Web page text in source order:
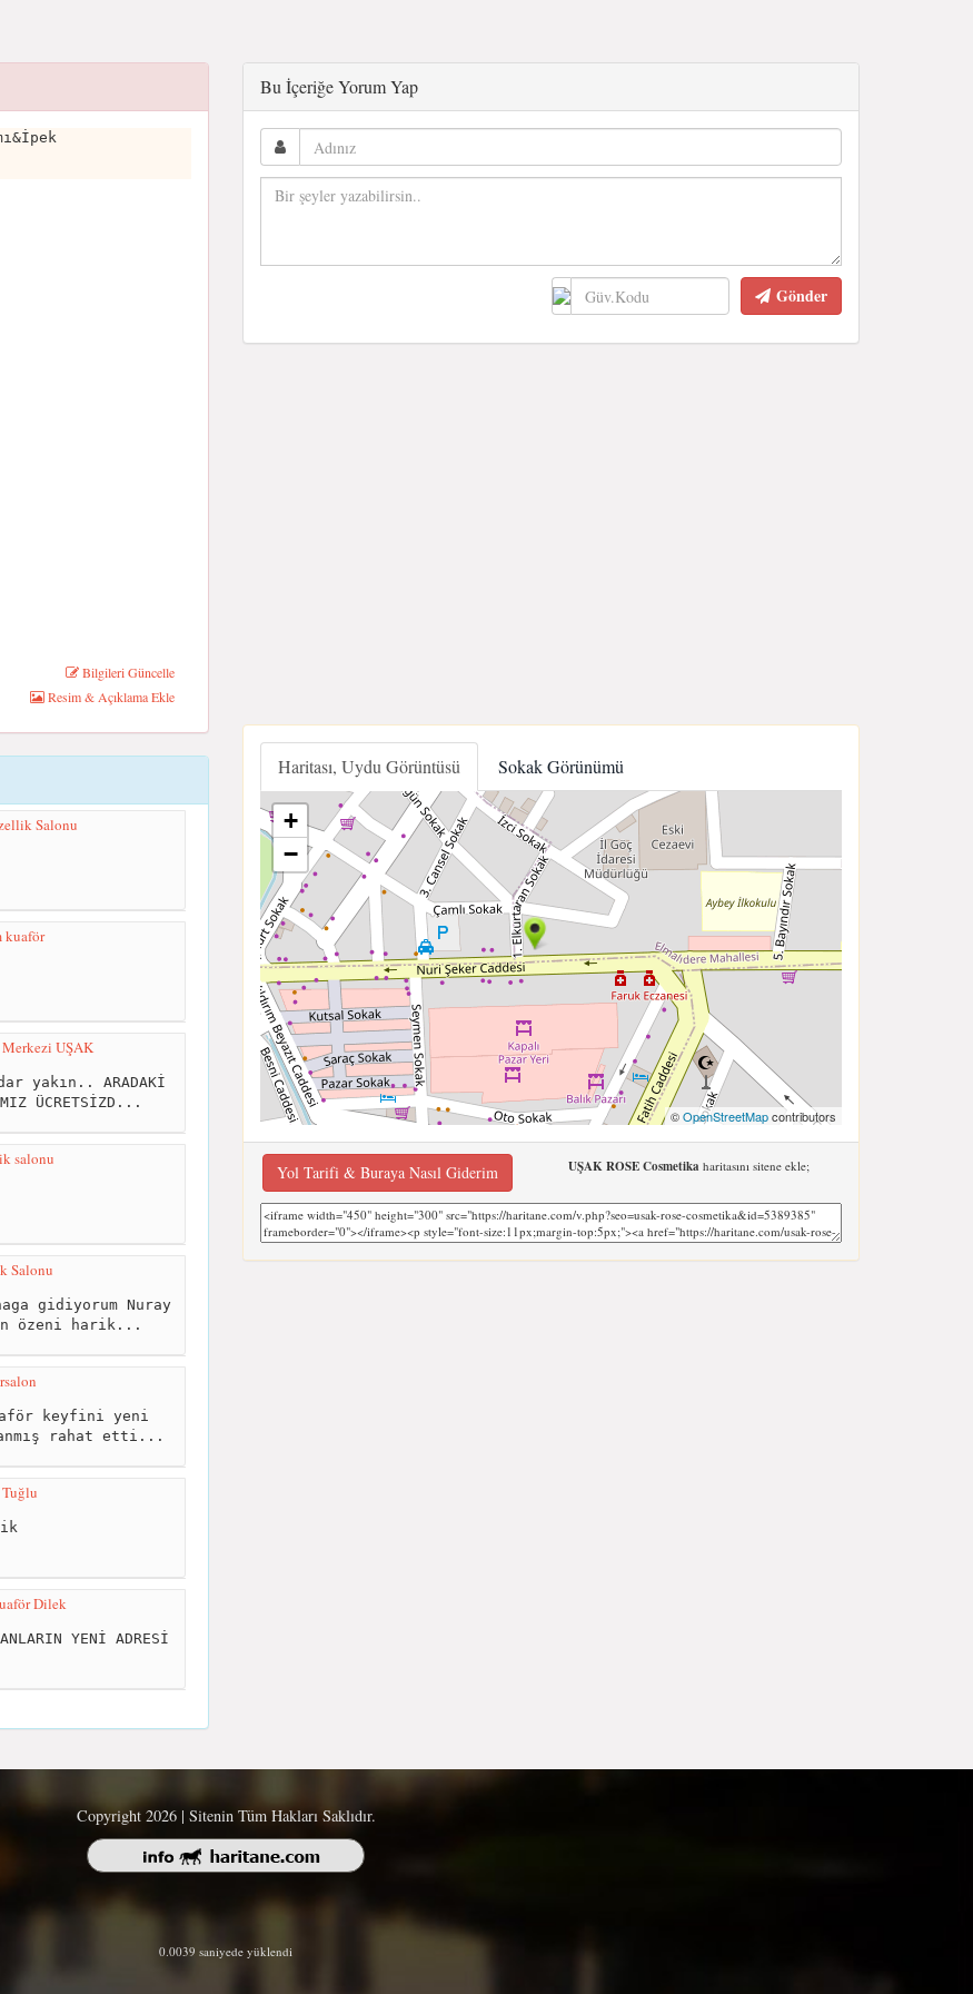
Bilgileri Güncelle
Resim & Açıklama Ekle
Salonu
kuaför
UŞAK
yakın.. ARADAKİ
ÜCRETSİZD...
salonu
Salonu
gidiyorum Nuray
özeni harik...
keyfini yeni
rahat etti...
Dilek
YENİ ADRESİ
Bu İçeriğe Yorum Yap
Gönder
Haritası, Uydu Görüntüsü Sokak Görünümü
+
−
©OpenStreetMapcontributors
Yol Tarifi & Buraya Nasıl Giderim UŞAK ROSE Cosmetika haritasını sitene ekle;
Copyright 2026 | Sitenin Tüm Hakları Saklıdır.
0.0039 saniyede yüklendi